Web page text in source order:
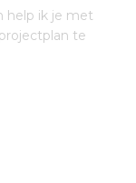
help ik je met
te